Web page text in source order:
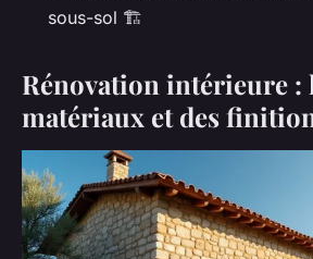
sous-sol 🏗️
Rénovation intérieure :
matériaux et des